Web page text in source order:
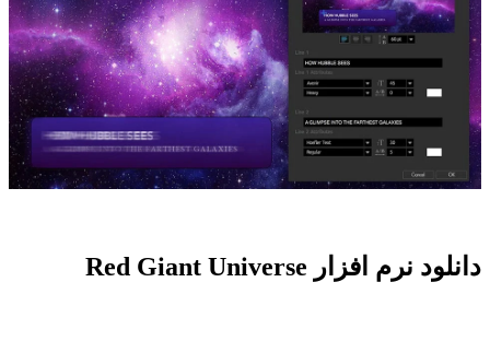
دانلود نرم افزار Red Giant Universe